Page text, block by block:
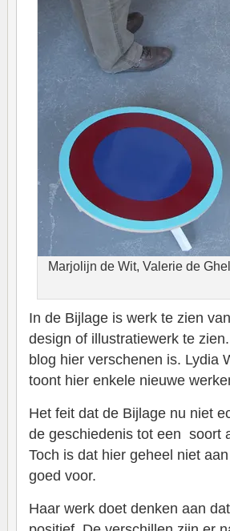
Marjolijn de Wit, Valerie de
In de Bijlage is werk te zien van
design of illustratiewerk te
blog hier verschenen is. Lydia
toont hier enkele nieuwe
Het feit dat de Bijlage nu niet
de geschiedenis tot een soort
Toch is dat hier geheel niet
goed voor.
Haar werk doet denken aan